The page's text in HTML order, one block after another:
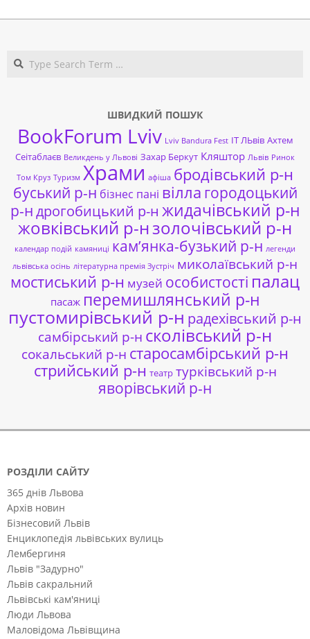
ШВИДКИЙ ПОШУК
BookForum Lviv Lviv Bandura Fest ІТ ЛЬвів Ахтем
Сеітаблаєв Великдень у Львові Захар Беркут Кляштор Львів Ринок
Том Круз Туризм Храми афіша бродівський р-н
буський р-н бізнес пані вілла городоцький
р-ндрогобицький р-н жидачівський р-н
жовківський р-нзолочівський р-н
календар подій камяниці кам’янка-бузький р-н легенди
львівська осінь літературна премія Зустріч миколаївський р-н
мостиський р-н музей особистості палац
пасаж перемишлянський р-н
пустомирівський р-н радехівський р-н
самбірський р-н сколівський р-н
сокальський р-н старосамбірський р-н
стрийський р-н театр турківський р-н
яворівський р-н
РОЗДІЛИ САЙТУ
365 днів Львова
Архів новин
Бізнесовий Львів
Енциклопедія львівських вулиць
Лембергиня
Львів "Задурно"
Львів сакральний
Львівські кам'яниці
Люди Львова
Маловідома Львівщина